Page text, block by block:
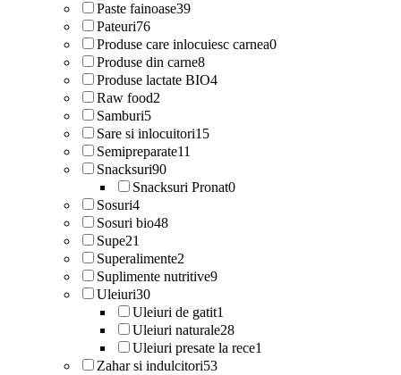
Paste fainoase39
Pateuri76
Produse care inlocuiesc carnea0
Produse din carne8
Produse lactate BIO4
Raw food2
Samburi5
Sare si inlocuitori15
Semipreparate11
Snacksuri90
Snacksuri Pronat0
Sosuri4
Sosuri bio48
Supe21
Superalimente2
Suplimente nutritive9
Uleiuri30
Uleiuri de gatit1
Uleiuri naturale28
Uleiuri presate la rece1
Zahar si indulcitori53